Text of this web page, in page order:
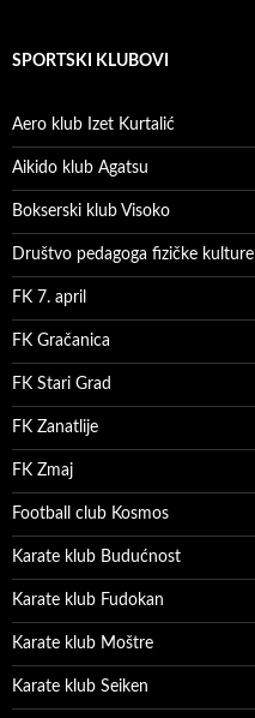
SPORTSKI KLUBOVI
Aero klub Izet Kurtalić
Aikido klub Agatsu
Bokserski klub Visoko
Društvo pedagoga fizičke kulture
FK 7. april
FK Gračanica
FK Stari Grad
FK Zanatlije
FK Zmaj
Football club Kosmos
Karate klub Budućnost
Karate klub Fudokan
Karate klub Moštre
Karate klub Seiken